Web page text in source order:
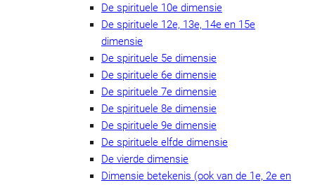
De spirituele 10e dimensie
De spirituele 12e, 13e, 14e en 15e
dimensie
De spirituele 5e dimensie
De spirituele 6e dimensie
De spirituele 7e dimensie
De spirituele 8e dimensie
De spirituele 9e dimensie
De spirituele elfde dimensie
De vierde dimensie
Dimensie betekenis (ook van de 1e, 2e en